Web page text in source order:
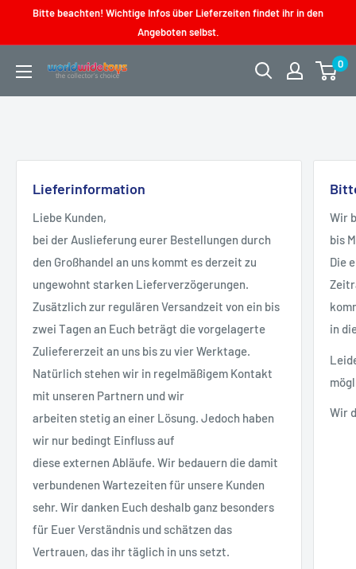
Bitte beachten! Wichtige Infos über Lieferzeiten findet ihr in den
Angeboten selbst.
worldwidetoys
0
Lieferinformation
Liebe Kunden,
bei der Auslieferung eurer Bestellungen durch
den Großhandel an uns kommt es derzeit zu
ungewohnt starken Lieferverzögerungen.
Zusätzlich zur regulären Versandzeit von ein bis
zwei Tagen an Euch beträgt die vorgelagerte
Zuliefererzeit an uns bis zu vier Werktage.
Natürlich stehen wir in regelmäßigem Kontakt
mit unseren Partnern und wir
arbeiten stetig an einer Lösung. Jedoch haben
wir nur bedingt Einfluss auf
diese externen Abläufe. Wir bedauern die damit
verbundenen Wartezeiten für unsere Kunden
sehr. Wir danken Euch deshalb ganz besonders
für Euer Verständnis und schätzen das
Vertrauen, das ihr täglich in uns setzt.
Wir
bis
Die
in
Wir